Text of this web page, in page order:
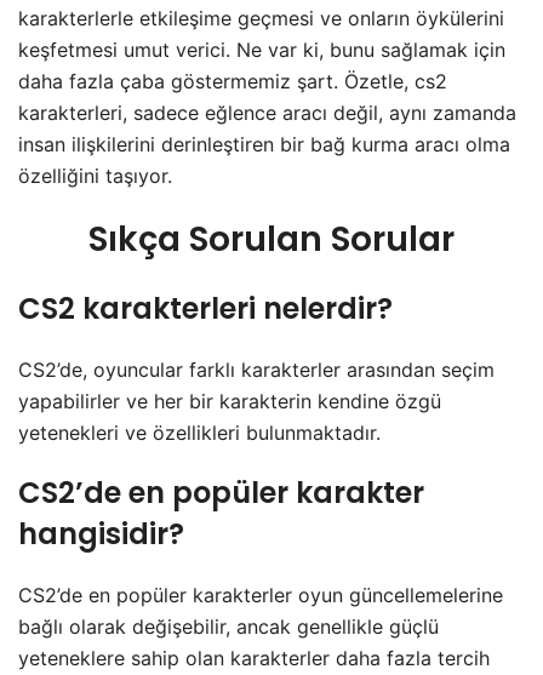
karakterlerle etkileşime geçmesi ve onların öykülerini
keşfetmesi umut verici. Ne var ki, bunu sağlamak için
daha fazla çaba göstermemiz şart. Özetle, cs2
karakterleri, sadece eğlence aracı değil, aynı zamanda
insan ilişkilerini derinleştiren bir bağ kurma aracı olma
özelliğini taşıyor.
Sıkça Sorulan Sorular
CS2 karakterleri nelerdir?
CS2’de, oyuncular farklı karakterler arasından seçim
yapabilirler ve her bir karakterin kendine özgü
yetenekleri ve özellikleri bulunmaktadır.
CS2’de en popüler karakter
hangisidir?
CS2’de en popüler karakterler oyun güncellemelerine
bağlı olarak değişebilir, ancak genellikle güçlü
yeteneklere sahip olan karakterler daha fazla tercih